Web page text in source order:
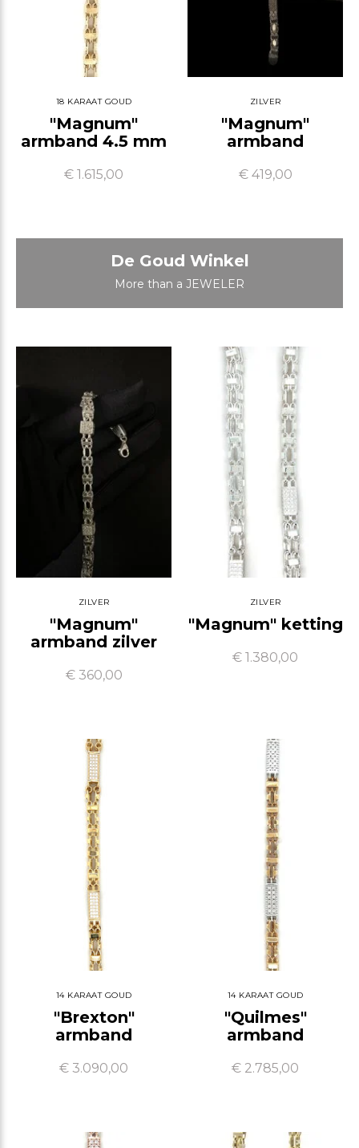
18 KARAAT GOUD
"Magnum"
armband 4.5 mm
€ 1.615,00
ZILVER
"Magnum"
armband
€ 419,00
De Goud Winkel
More than a JEWELER
ZILVER
"Magnum"
armband zilver
€ 360,00
ZILVER
"Magnum" ketting
€ 1.380,00
14 KARAAT GOUD
"Brexton"
armband
€ 3.090,00
14 KARAAT GOUD
"Quilmes"
armband
€ 2.785,00